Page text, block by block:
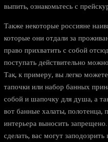
выпить, ознакомьтесь с
Также некоторые россияне
которые они отдали за
право прихватить с собой
поступать действительно
Так, к примеру, вы легко
тапочки или набор банных
собой и шапочку для душа, а
вот банные халаты, полотенца,
интерьера выносить
сделать, вас могут